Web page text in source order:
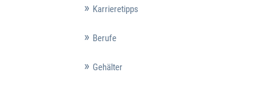
Karrieretipps
Berufe
Gehälter